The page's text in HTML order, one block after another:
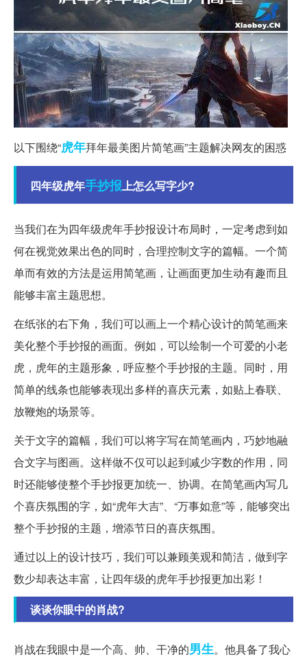
以下围绕“虎年拜年最美图片简笔画”主题解决网友的困惑
四年级虎年手抄报上怎么写字少?
当我们在为四年级虎年手抄报设计布局时，一定考虑到如
何在视觉效果出色的同时，合理控制文字的篇幅。一个简
单而有效的方法是运用简笔画，让画面更加生动有趣而且
能够丰富主题思想。
在纸张的右下角，我们可以画上一个精心设计的简笔画来
美化整个手抄报的画面。例如，可以绘制一个可爱的小老
虎，虎年的主题形象，呼应整个手抄报的主题。同时，用
简单的线条也能够表现出多样的喜庆元素，如贴上春联、
放鞭炮的场景等。
关于文字的篇幅，我们可以将字写在简笔画内，巧妙地融
合文字与图画。这样做不仅可以起到减少字数的作用，同
时还能够使整个手抄报更加统一、协调。在简笔画内写几
个喜庆氛围的字，如“虎年大吉”、“万事如意”等，能够突出
整个手抄报的主题，增添节日的喜庆氛围。
通过以上的设计技巧，我们可以兼顾美观和简洁，做到字
数少却表达丰富，让四年级的虎年手抄报更加出彩！
谈谈你眼中的肖战?
肖战在我眼中是一个高、帅、干净的男生。他具备了我心